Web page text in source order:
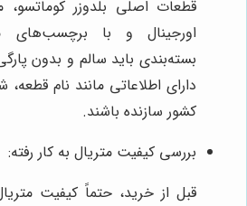
قطعات اصلی بلدوزر کوماتسو،
اورجینال و با برچسب‌های
بسته‌بندی باید سالم و بدون
دارای اطلاعاتی مانند نام قطعه،
کشور سازنده باشند.
بررسی کیفیت متریال به کار رفته:
قبل از خرید، حتماً کیفیت